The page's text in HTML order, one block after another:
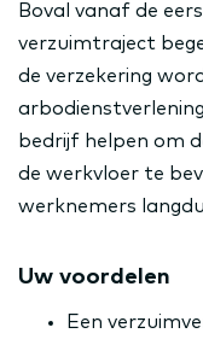
Boval vanaf de
verzuimtraject
de verzekering
bedrijf helpen om
de werkvloer te
werknemers
Uw voordelen
Een